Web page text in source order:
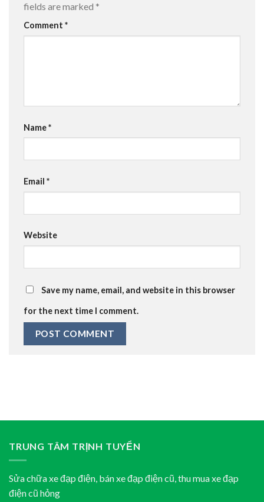
fields are marked *
Comment *
Name*
Email *
Website
Save my name, email, and website in this browser
for the next time I comment.
TRUNG TÂM TRỊNH TUYỂN
Sửa chữa xe đạp điện, bán xe đạp điện cũ, thu mua xe đạp
điện cũ hỏng